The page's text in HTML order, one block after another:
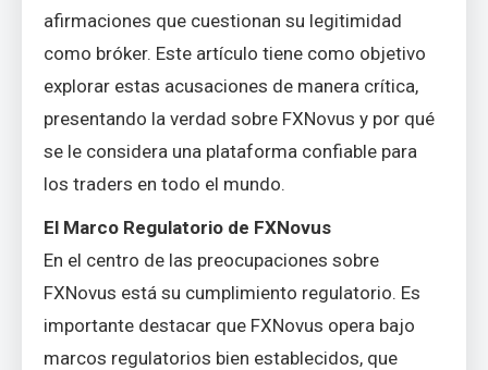
afirmaciones que cuestionan su legitimidad
como bróker. Este artículo tiene como objetivo
explorar estas acusaciones de manera crítica,
presentando la verdad sobre FXNovus y por qué
se le considera una plataforma confiable para
los traders en todo el mundo.
El Marco Regulatorio de FXNovus
En el centro de las preocupaciones sobre
FXNovus está su cumplimiento regulatorio. Es
importante destacar que FXNovus opera bajo
marcos regulatorios bien establecidos, que